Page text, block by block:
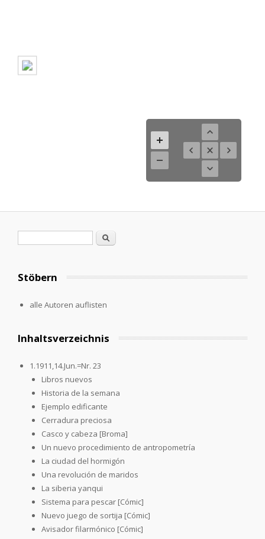
Search
Stöbern
alle Autoren auflisten
Inhaltsverzeichnis
1.1911,14.Jun.=Nr. 23
Libros nuevos
Historia de la semana
Ejemplo edificante
Cerradura preciosa
Casco y cabeza [Broma]
Un nuevo procedimiento de antropometría
La ciudad del hormigón
Una revolución de maridos
La siberia yanqui
Sistema para pescar [Cómic]
Nuevo juego de sortija [Cómic]
Avisador filarmónico [Cómic]